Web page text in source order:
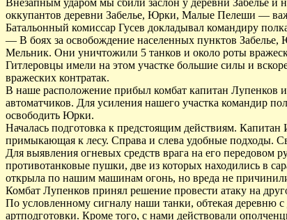
Внезапным ударом мы сбили заслон у деревни Забелье и
оккупантов деревни Забелье, Юрки, Малые Пелеши —
Батальонный комиссар Гусев докладывал командиру
— В боях за освобождение населенных пунктов
Мельник. Они уничтожили 5 танков и около роты
Гитлеровцы имели на этом участке большие силы и
вражеских контратак.
В наше расположение прибыл комбат капитан Лупенков
автоматчиков. Для усиления нашего участка командир
освободить Юрки.
Началась подготовка к предстоящим действиям.
примыкающая к лесу. Справа и слева удобные подходы.
Для выявления огневых средств врага на его
противотанковые пушки, две из которых находились в
открыла по нашим машинам огонь, но вреда не
Комбат Лупенков принял решение провести атаку на
По условленному сигналу наши танки, обтекая деревню
артподготовки. Кроме того, с нами действовали